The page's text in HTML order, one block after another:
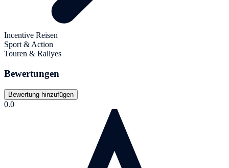
Incentive Reisen
Sport & Action
Touren & Rallyes
Bewertungen
Bewertung hinzufügen
0.0